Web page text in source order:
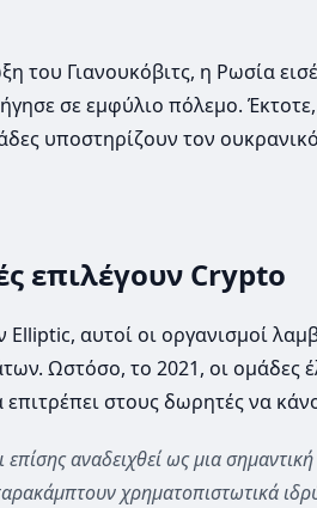
του Γιανουκόβιτς, η Ρωσία
σε εμφύλιο πόλεμο.
υποστηρίζουν τον
επιλέγουν Crypto
αυτοί οι οργανισμοί
Ωστόσο, το 2021, οι ομάδες
στους δωρητές να
επίσης αναδειχθεί ως μια
χρηματοπιστωτικά